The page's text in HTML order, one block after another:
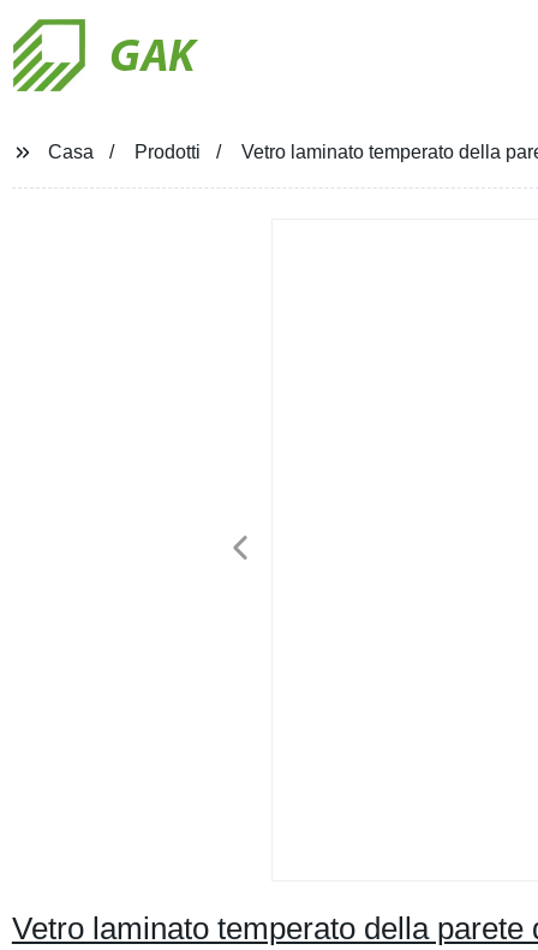
GAK
Casa Prodotti Vetro laminato temperato della
Vetro laminato temperato della parete